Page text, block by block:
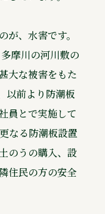
、水害です。
摩川の河川敷の
大な被害をもた
以前より防潮板
員とで実施して
なる防潮板設置
のうの購入、設
住民の方の安全